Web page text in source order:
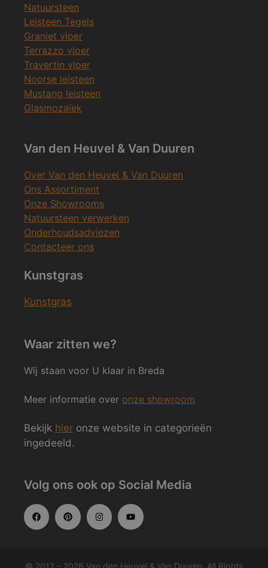
Natuursteen
Leisteen Tegels
Graniet vloer
Terrazzo vloer
Travertin vloer
Noorse leisteen
Mustang leisteen
Glasmozaïek
Van den Heuvel & Van Duuren
Over Van den Heuvel & Van Duuren
Ons Assortiment
Onze Showrooms
Natuursteen verwerken
Onderhoudsadviezen
Contacteer ons
Kunstgras
Kunstgras
Waar zitten we?
Wij staan voor U klaar in Breda
Meer informatie over onze showroom
Bekijk hier onze website in categorieën
ingedeeld.
Volg ons ook op Social Media
© 2012 – 2026 Van den Heuvel & Van Duuren. All Rights